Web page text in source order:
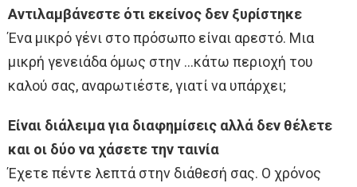
Αντιλαμβάνεστε ότι εκείνος δεν ξυρίστηκε
Ένα μικρό γένι στο πρόσωπο είναι αρεστό. Μια
μικρή γενειάδα όμως στην …κάτω περιοχή του
καλού σας, αναρωτιέστε, γιατί να υπάρχει;
Είναι διάλειμα για διαφημίσεις αλλά δεν θέλετε
και οι δύο να χάσετε την ταινία
Έχετε πέντε λεπτά στην διάθεσή σας. Ο χρόνος